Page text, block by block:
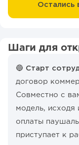
Остались
Шаги для
🔵 Старт
договор
Совместно с
модель,
оплаты
приступает к